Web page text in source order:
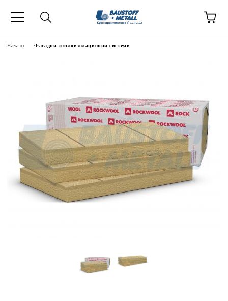
Начало Фасадни топлоизолационни системи